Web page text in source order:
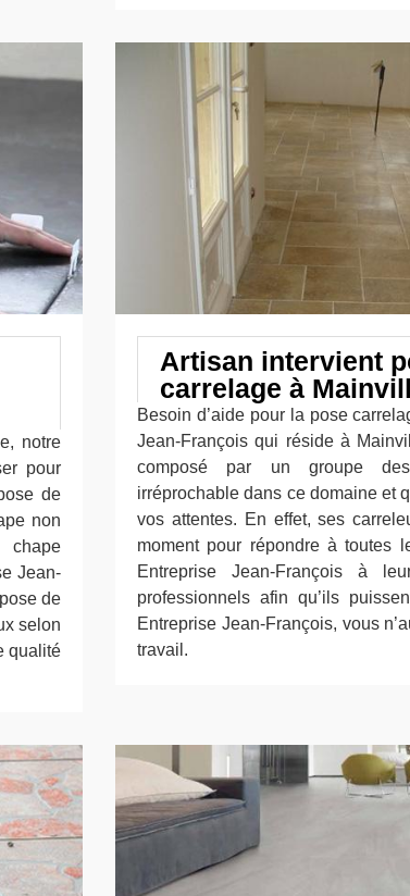
notre
pour
de
non
chape
Jean-
de
selon
qualité
Artisan intervient
carrelage à
Besoin d’aide pour la pose
Jean-François qui réside à
composé par un groupe des
irréprochable dans ce domaine et
vos attentes. En effet, ses
moment pour répondre à toutes
Entreprise Jean-François à
professionnels afin qu’ils
Entreprise Jean-François, vous
travail.